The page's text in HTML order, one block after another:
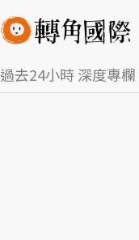
過去24小時深度專欄